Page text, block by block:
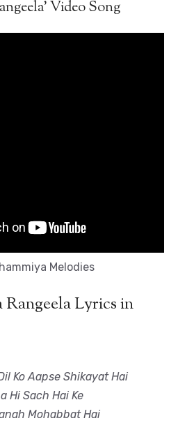
Video Song
Melodies
Rangeela Lyrics in
Ko Aapse Shikayat Hai
Hi Sach Hai Ke
Mohabbat Hai